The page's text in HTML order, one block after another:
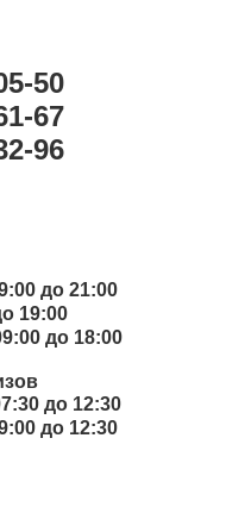
50
67
96
до 21:00
19:00
до 18:00
до 12:30
до 12:30